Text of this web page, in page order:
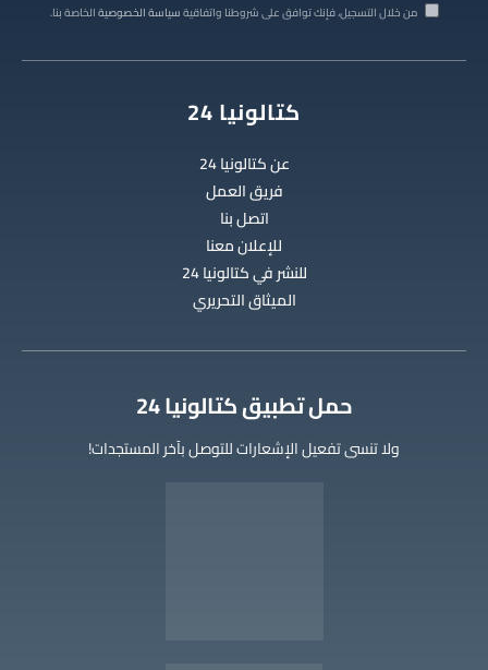
من خلال التسجيل، فإنك توافق على شروطنا واتفاقيةسياسة الخصوصيةالخاصة بنا.
كتالونيا 24
عن كتالونيا 24
فريق العمل
اتصل بنا
للإعلان معنا
للنشر في كتالونيا 24
الميثاق التحريري
‫حمل تطبيق كتالونيا 24
ولا تنسى تفعيل الإشعارات للتوصل بآخر المستجدات!